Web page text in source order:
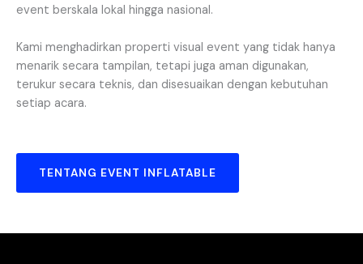
event berskala lokal hingga nasional.
Kami menghadirkan properti visual event yang tidak hanya
menarik secara tampilan, tetapi juga aman digunakan,
terukur secara teknis, dan disesuaikan dengan kebutuhan
setiap acara.
TENTANG EVENT INFLATABLE